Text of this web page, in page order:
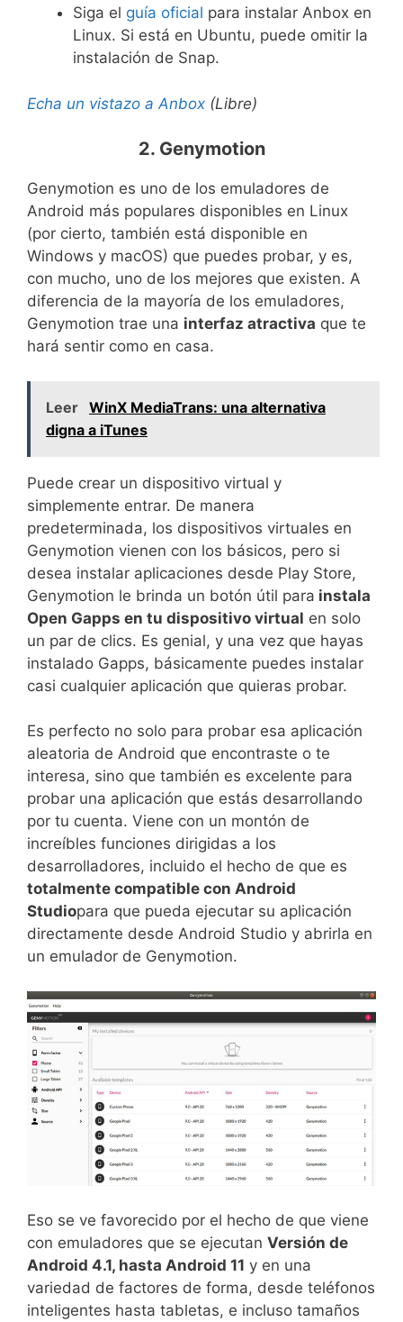
Siga el guía oficial para instalar Anbox en
Linux. Si está en Ubuntu, puede omitir la
instalación de Snap.
Echa un vistazo a Anbox (Libre)
2. Genymotion
Genymotion es uno de los emuladores de
Android más populares disponibles en Linux
(por cierto, también está disponible en
Windows y macOS) que puedes probar, y es,
con mucho, uno de los mejores que existen. A
diferencia de la mayoría de los emuladores,
Genymotion trae una interfaz atractiva que te
hará sentir como en casa.
Leer WinX MediaTrans: una alternativa
digna a iTunes
Puede crear un dispositivo virtual y
simplemente entrar. De manera
predeterminada, los dispositivos virtuales en
Genymotion vienen con los básicos, pero si
desea instalar aplicaciones desde Play Store,
Genymotion le brinda un botón útil para instala
Open Gapps en tu dispositivo virtual en solo
un par de clics. Es genial, y una vez que hayas
instalado Gapps, básicamente puedes instalar
casi cualquier aplicación que quieras probar.
Es perfecto no solo para probar esa aplicación
aleatoria de Android que encontraste o te
interesa, sino que también es excelente para
probar una aplicación que estás desarrollando
por tu cuenta. Viene con un montón de
increíbles funciones dirigidas a los
desarrolladores, incluido el hecho de que es
totalmente compatible con Android
Studiopara que pueda ejecutar su aplicación
directamente desde Android Studio y abrirla en
un emulador de Genymotion.
Eso se ve favorecido por el hecho de que viene
con emuladores que se ejecutan Versión de
Android 4.1, hasta Android 11 y en una
variedad de factores de forma, desde teléfonos
inteligentes hasta tabletas, e incluso tamaños